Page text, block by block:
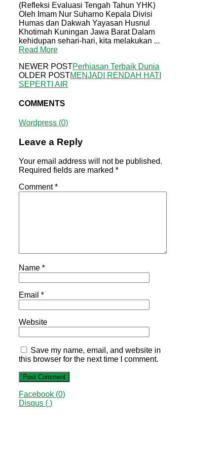
(Refleksi Evaluasi Tengah Tahun YHK)
Oleh Imam Nur Suharno Kepala Divisi
Humas dan Dakwah Yayasan Husnul
Khotimah Kuningan Jawa Barat Dalam
kehidupan sehari-hari, kita melakukan ...
Read More
NEWER POSTPerhiasan Terbaik Dunia
OLDER POSTMENJADI RENDAH HATI
SEPERTI AIR
COMMENTS
Wordpress (0)
Leave a Reply
Your email address will not be published.
Required fields are marked *
Comment*
Name *
Email *
Website
Save my name, email, and website in
this browser for the next time I comment.
Facebook (0)
Disqus ( )